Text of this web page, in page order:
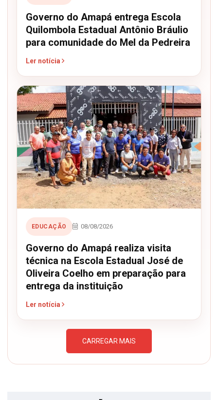
Governo do Amapá entrega Escola
Quilombola Estadual Antônio Bráulio
para comunidade do Mel da Pedreira
Ler notícia
EDUCAÇÃO 08/08/2026
Governo do Amapá realiza visita
técnica na Escola Estadual José de
Oliveira Coelho em preparação para
entrega da instituição
Ler notícia
CARREGAR MAIS